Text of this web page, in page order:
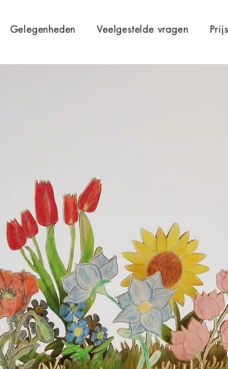
Gelegenheden Veelgestelde vragen